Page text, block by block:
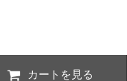
カートを見る